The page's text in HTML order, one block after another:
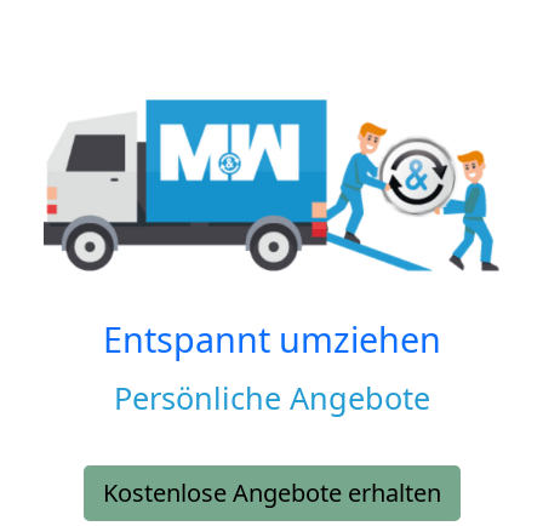
Entspannt umziehen
Persönliche Angebote
Kostenlose Angebote erhalten